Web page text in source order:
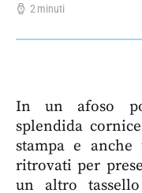
2 minuti
In un afoso
splendida
stampa e
ritrovati per
un altro